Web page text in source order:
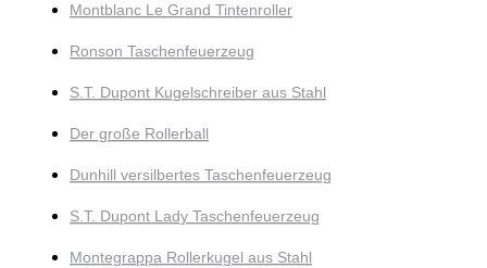
Montblanc Le Grand Tintenroller
Ronson Taschenfeuerzeug
S.T. Dupont Kugelschreiber aus Stahl
Der große Rollerball
Dunhill versilbertes Taschenfeuerzeug
S.T. Dupont Lady Taschenfeuerzeug
Montegrappa Rollerkugel aus Stahl